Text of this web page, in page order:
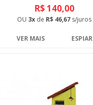
R$ 140,00
OU 3x de R$ 46,67 s/juros
VER MAIS ESPIAR